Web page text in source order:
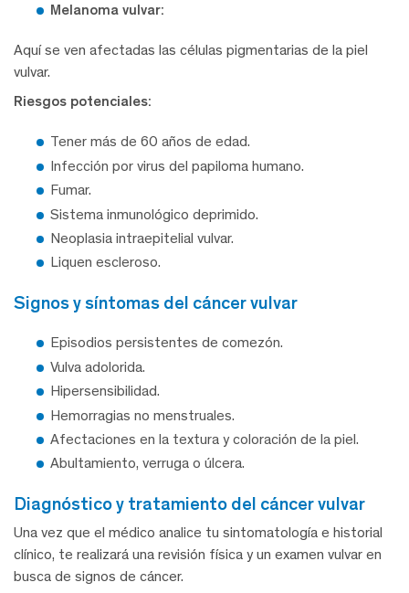
Melanoma vulvar:
Aquí se ven afectadas las células pigmentarias de la piel
vulvar.
Riesgos potenciales:
Tener más de 60 años de edad.
Infección por virus del papiloma humano.
Fumar.
Sistema inmunológico deprimido.
Neoplasia intraepitelial vulvar.
Liquen escleroso.
signos y síntomas del cáncer vulvar
Episodios persistentes de comezón.
Vulva adolorida.
Hipersensibilidad.
Hemorragias no menstruales.
Afectaciones en la textura y coloración de la piel.
Abultamiento, verruga o úlcera.
diagnóstico y tratamiento del cáncer vulvar
Una vez que el médico analice tu sintomatología e historial
clínico, te realizará una revisión física y un examen vulvar en
busca de signos de cáncer.